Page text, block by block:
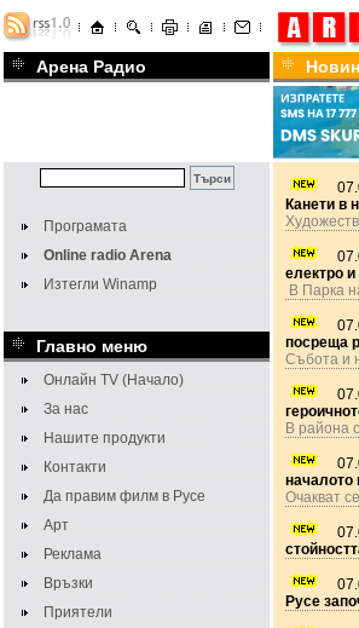
Арена Радио
Програмата
Online radio Arena
Изтегли Winamp
Главно меню
Онлайн TV (Начало)
За нас
Нашите продукти
Контакти
Да правим филм в Русе
Арт
Реклама
Връзки
Приятели
Канети в
електро
В Парка
посреща
Събота и
В района
началото
Очакват
Русе